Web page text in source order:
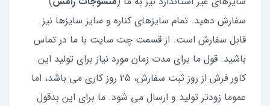
سفارش دهید. تمام سایزهای کناره و سایز سایزها نیز
قابل سفارش است. از قسمت چت سایت با ما در تماس
باشید. قول ما برای مدت زمان مورد نیاز برای تولید این
کاور فرش از روز ثبت سفارش، ۲۵ روز کاری می باشد، اما
عموما زودتر تولید و ارسال می شود. ما برای این بدقول